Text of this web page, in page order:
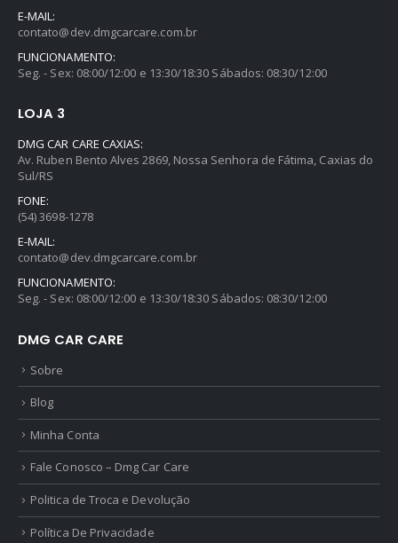
E-MAIL:
contato@dev.dmgcarcare.com.br
FUNCIONAMENTO:
Seg. - Sex: 08:00/12:00 e 13:30/18:30 Sábados: 08:30/12:00
LOJA 3
DMG CAR CARE CAXIAS:
Av. Ruben Bento Alves 2869, Nossa Senhora de Fátima, Caxias do
Sul/RS
FONE:
(54) 3698-1278
E-MAIL:
contato@dev.dmgcarcare.com.br
FUNCIONAMENTO:
Seg. - Sex: 08:00/12:00 e 13:30/18:30 Sábados: 08:30/12:00
DMG CAR CARE
Sobre
Blog
Minha Conta
Fale Conosco – Dmg Car Care
Politica de Troca e Devolução
Política De Privacidade